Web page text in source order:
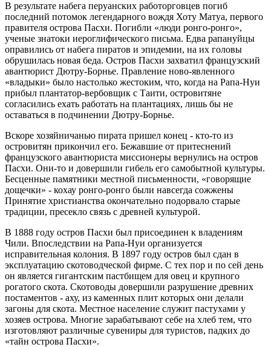
В результате набега перуанских работорговцев погиб
последний потомок легендарного вождя Хоту Матуа, первого
правителя острова Пасхи. Погибли «люди ронго-ронго»,
ученые знатоки иероглифического письма. Едва рапануйцы
оправились от набега пиратов и эпидемии, на их головы
обрушилась новая беда. Остров Пасхи захватил французский
авантюрист Дютру-Борнье. Правление ново-явленного
«владыки» было настолько жестоким, что, когда на Рапа-Нуи
прибыл плантатор-вербовщик с Таити, островитяне
согласились ехать работать на плантациях, лишь бы не
оставаться в подчинении Дютру-Борнье.
Вскоре хозяйничанью пирата пришел конец - кто-то из
островитян прикончил его. Бежавшие от притеснений
французского авантюриста миссионеры вернулись на остров
Пасхи. Они-то и довершили гибель его самобытной культуры.
Бесценные памятники местной письменности, «говорящие
дощечки» - кохау ронго-ронго были навсегда сожжены
Принятие христианства окончательно подорвало старые
традиции, пресекло связь с древней культурой.
В 1888 году остров Пасхи был присоединен к владениям
Чили. Впоследствии на Рапа-Нуи организуется
исправительная колония. В 1897 году остров был сдан в
эксплуатацию скотоводческой фирме. С тех пор и по сей день
он является гигантским пастбищем для овец и крупного
рогатого скота. Скотоводы довершили разрушение древних
постаментов - аху, из каменных плит которых они делали
загоны для скота. Местное население служит пастухами у
хозяев острова. Многие зарабатывают себе на хлеб тем, что
изготовляют различные сувениры для туристов, падких до
«тайн острова Пасхи».